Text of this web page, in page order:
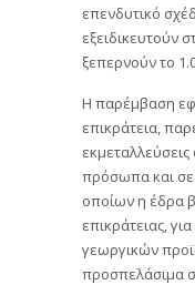
επενδυτικό
εξειδικευτούν
ξεπερνούν το
H παρέμβαση
επικράτεια,
πρόσωπα και
οποίων η έδρα
επικράτειας,
γεωργικών
προσπελάσιμα